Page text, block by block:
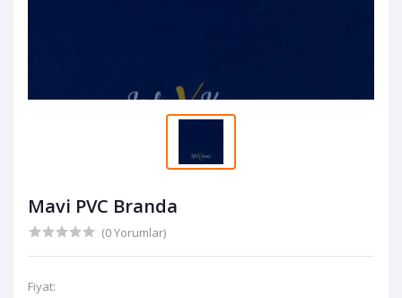
Mavi PVC Branda
(0 Yorumlar)
Fiyat: